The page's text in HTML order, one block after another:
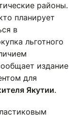
районы.
планирует
в
льготного
издание
для
Якутии.